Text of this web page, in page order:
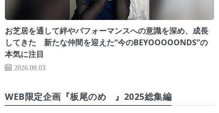
お芝居を通して絆やパフォーマンスへの意識を深め、成長
してきた 新たな仲間を迎えた“今のBEYOOOOONDS”の
本気に注目
2026.08.03
WEB限定企画『板尾のめ゙』2025総集編